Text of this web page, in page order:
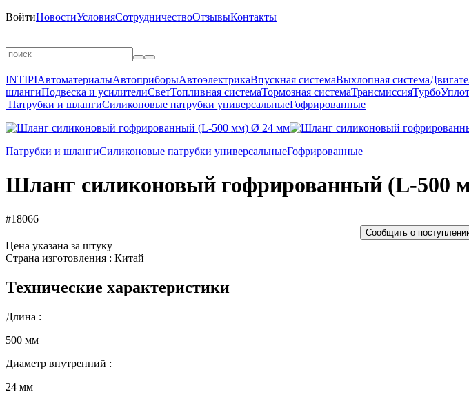
ВойтиНовостиУсловияСотрудничествоОтзывыКонтакты
INTIPIАвтоматериалыАвтоприборыАвтоэлектрикаВпускная системаВыхлопная система
шлангиПодвеска и усилителиСветТопливная системаТормозная системаТрансмиссияТурбо
Патрубки и шлангиСиликоновые патрубки универсальныеГофрированные
Патрубки и шлангиСиликоновые патрубки универсальныеГофрированные
Шланг силиконовый гофрированный (L-500
#18066
Сообщить о
Цена указана за штуку
Страна изготовления : Китай
Технические характеристики
Длина :
500 мм
Диаметр внутренний :
24 мм